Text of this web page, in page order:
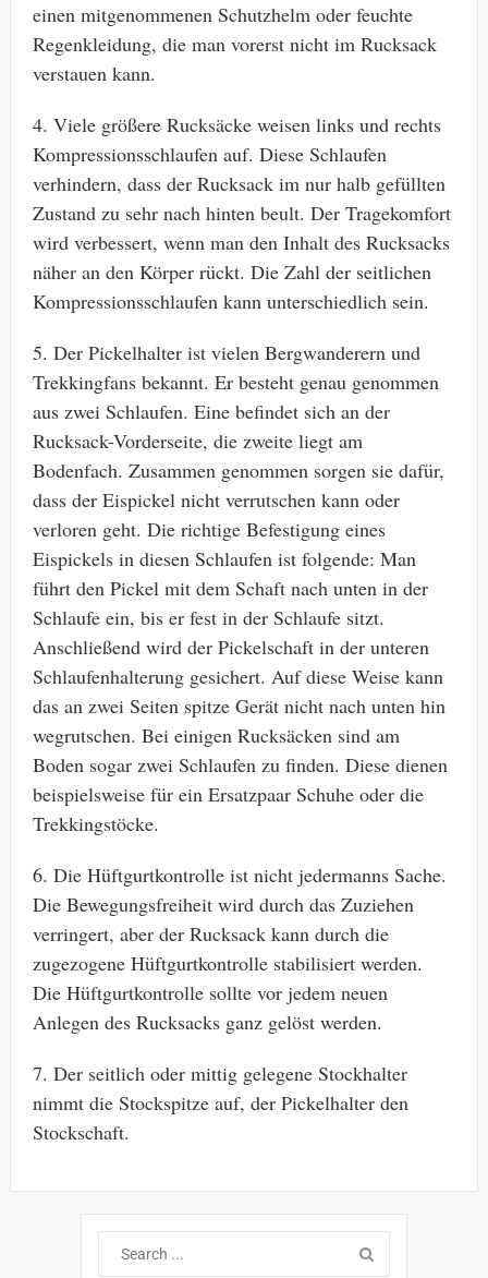
einen mitgenommenen Schutzhelm oder feuchte
Regenkleidung, die man vorerst nicht im Rucksack
verstauen kann.
4. Viele größere Rucksäcke weisen links und rechts
Kompressionsschlaufen auf. Diese Schlaufen
verhindern, dass der Rucksack im nur halb gefüllten
Zustand zu sehr nach hinten beult. Der Tragekomfort
wird verbessert, wenn man den Inhalt des Rucksacks
näher an den Körper rückt. Die Zahl der seitlichen
Kompressionsschlaufen kann unterschiedlich sein.
5. Der Pickelhalter ist vielen Bergwanderern und
Trekkingfans bekannt. Er besteht genau genommen
aus zwei Schlaufen. Eine befindet sich an der
Rucksack-Vorderseite, die zweite liegt am
Bodenfach. Zusammen genommen sorgen sie dafür,
dass der Eispickel nicht verrutschen kann oder
verloren geht. Die richtige Befestigung eines
Eispickels in diesen Schlaufen ist folgende: Man
führt den Pickel mit dem Schaft nach unten in der
Schlaufe ein, bis er fest in der Schlaufe sitzt.
Anschließend wird der Pickelschaft in der unteren
Schlaufenhalterung gesichert. Auf diese Weise kann
das an zwei Seiten spitze Gerät nicht nach unten hin
wegrutschen. Bei einigen Rucksäcken sind am
Boden sogar zwei Schlaufen zu finden. Diese dienen
beispielsweise für ein Ersatzpaar Schuhe oder die
Trekkingstöcke.
6. Die Hüftgurtkontrolle ist nicht jedermanns Sache.
Die Bewegungsfreiheit wird durch das Zuziehen
verringert, aber der Rucksack kann durch die
zugezogene Hüftgurtkontrolle stabilisiert werden.
Die Hüftgurtkontrolle sollte vor jedem neuen
Anlegen des Rucksacks ganz gelöst werden.
7. Der seitlich oder mittig gelegene Stockhalter
nimmt die Stockspitze auf, der Pickelhalter den
Stockschaft.